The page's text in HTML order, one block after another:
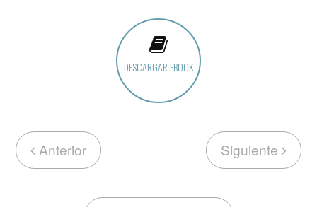
DESCARGAR EBOOK
Anterior Siguiente